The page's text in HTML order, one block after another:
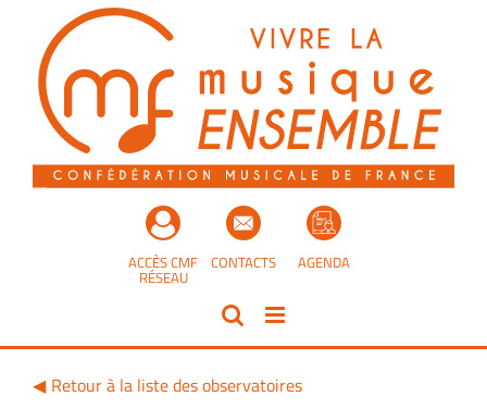
contenu
AGENDA
CONTACTS
ACCÈS CMF
RÉSEAU
Retour à la liste des observatoires